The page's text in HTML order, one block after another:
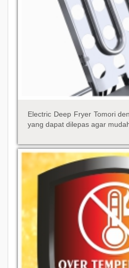
Electric Deep Fryer Tomori
yang dapat dilepas agar